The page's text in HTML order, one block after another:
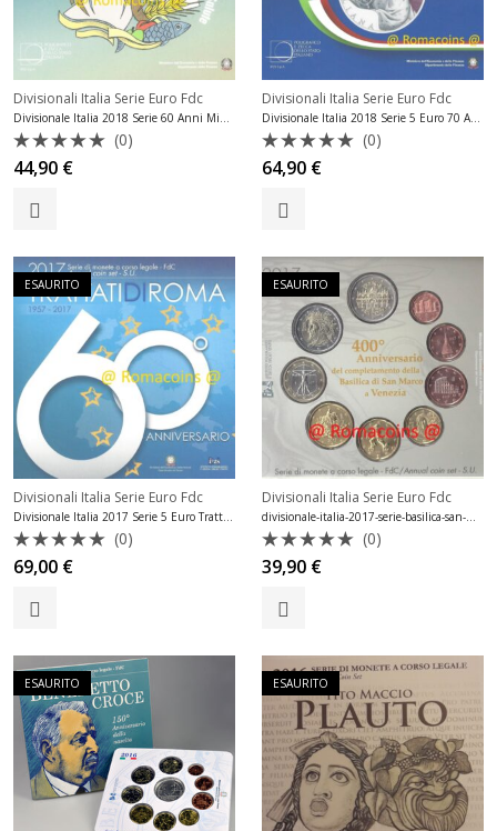
Divisionali Italia Serie Euro Fdc
Valutato
0
su
(0)
44,90 €
Divisionali Italia Serie Euro Fdc
Valutato
0
su
(0)
64,90 €
ESAURITO
Divisionali Italia Serie Euro Fdc
Divisionale Italia 2017 Serie 5 Euro Trattati di Roma Fdc
Valutato
0
su
(0)
69,00 €
ESAURITO
Divisionali Italia Serie Euro Fdc
divisionale-italia-2017-serie-basilica-san-marco-venezia
Valutato
0
su
(0)
39,90 €
ESAURITO ESAURITO